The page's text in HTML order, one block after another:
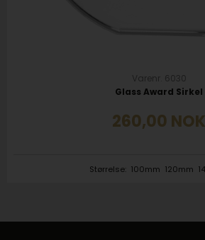
Varenr. 6030
Glass Award Sirkel
260,00 NOK
Størrelse: 100mm 120mm